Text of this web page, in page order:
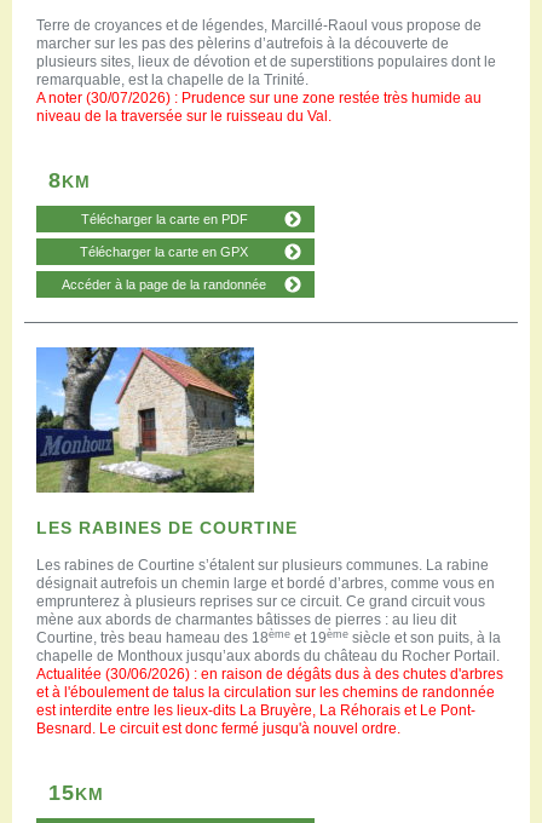
Terre de croyances et de légendes, Marcillé-Raoul vous propose de
marcher sur les pas des pèlerins d’autrefois à la découverte de
plusieurs sites, lieux de dévotion et de superstitions populaires dont le
remarquable, est la chapelle de la Trinité.
A noter (30/07/2026) : Prudence sur une zone restée très humide au
niveau de la traversée sur le ruisseau du Val.
8KM
Télécharger la carte en PDF
Télécharger la carte en GPX
Accéder à la page de la randonnée
LES RABINES DE COURTINE
Les rabines de Courtine s’étalent sur plusieurs communes. La rabine
désignait autrefois un chemin large et bordé d’arbres, comme vous en
emprunterez à plusieurs reprises sur ce circuit. Ce grand circuit vous
mène aux abords de charmantes bâtisses de pierres : au lieu dit
Courtine, très beau hameau des 18ème et 19ème siècle et son puits, à la
chapelle de Monthoux jusqu’aux abords du château du Rocher Portail.
Actualitée (30/06/2026) : en raison de dégâts dus à des chutes d'arbres
et à l'éboulement de talus la circulation sur les chemins de randonnée
est interdite entre les lieux-dits La Bruyère, La Réhorais et Le Pont-
Besnard. Le circuit est donc fermé jusqu'à nouvel ordre.
15KM